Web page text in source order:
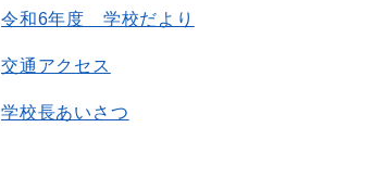
令和6年度 学校だより
交通アクセス
学校長あいさつ